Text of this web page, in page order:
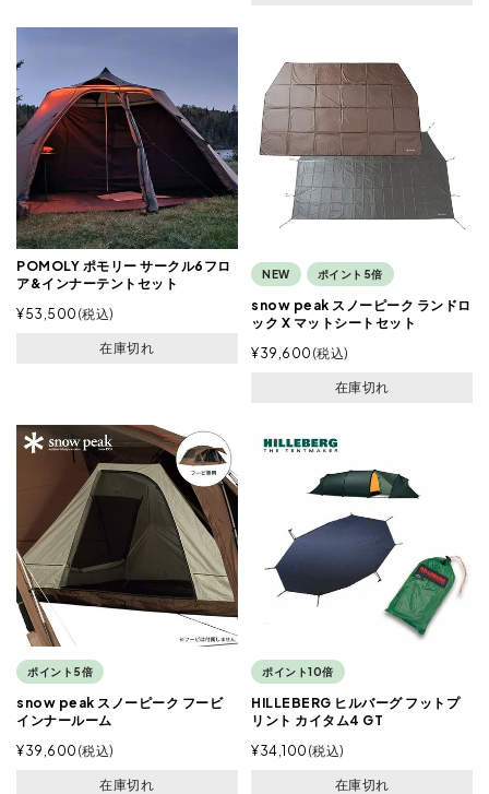
POMOLY ポモリー サークル6フロ
ア&インナーテントセット
¥53,500 税込
在庫切れ
NEW ポイント5倍
snow peak スノーピーク ランドロ
ック X マットシートセット
¥39,600 税込
在庫切れ
ポイント5倍
snow peak スノーピーク フービ
インナールーム
¥39,600 税込
在庫切れ
ポイント10倍
HILLEBERG ヒルバーグ フットプ
リント カイタム4 GT
¥34,100 税込
在庫切れ